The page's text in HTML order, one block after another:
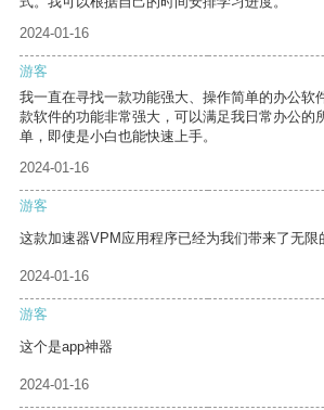
2024-01-16
游客
我一直在寻找一款功能强大、操作简单的办公软
款软件的功能非常强大，可以满足我日常办公的
单，即使是小白也能快速上手。
2024-01-16
游客
这款加速器VPM应用程序已经为我们带来了无限
2024-01-16
游客
这个是app神器
2024-01-16